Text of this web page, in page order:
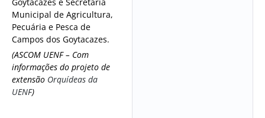
Municipal de Agricultura,
Pecuária e Pesca de
Campos dos Goytacazes.
(ASCOM UENF – Com
informações do projeto de
extensão Orquídeas da
UENF)